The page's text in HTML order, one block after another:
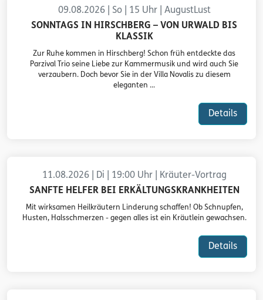
09.08.2026 | So | 15 Uhr | AugustLust
SONNTAGS IN HIRSCHBERG – VON URWALD BIS
KLASSIK
Zur Ruhe kommen in Hirschberg! Schon früh entdeckte das
Parzival Trio seine Liebe zur Kammermusik und wird auch Sie
verzaubern. Doch bevor Sie in der Villa Novalis zu diesem
eleganten ...
Details
11.08.2026 | Di | 19:00 Uhr | Kräuter-Vortrag
SANFTE HELFER BEI ERKÄLTUNGSKRANKHEITEN
Mit wirksamen Heilkräutern Linderung schaffen! Ob Schnupfen,
Husten, Halsschmerzen - gegen alles ist ein Kräutlein gewachsen.
Details